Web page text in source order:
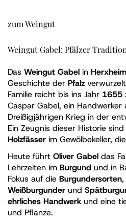
zum Weingut
Weingut Gabel: Pfälzer
Das Weingut Gabel in
Geschichte der Pfalz
Familie reicht bis ins Jahr 1655
Caspar Gabel, ein
Dreißigjährigen Krieg in der
Ein Zeugnis dieser Historie
Holzfässer im Gewölbekeller,
Heute führt Oliver Gabel das
Lehrzeiten im Burgund und in
Fokus auf die Burgundersorten,
Weißburgunder und
ehrliches Handwerkund eine
und Pflanze.